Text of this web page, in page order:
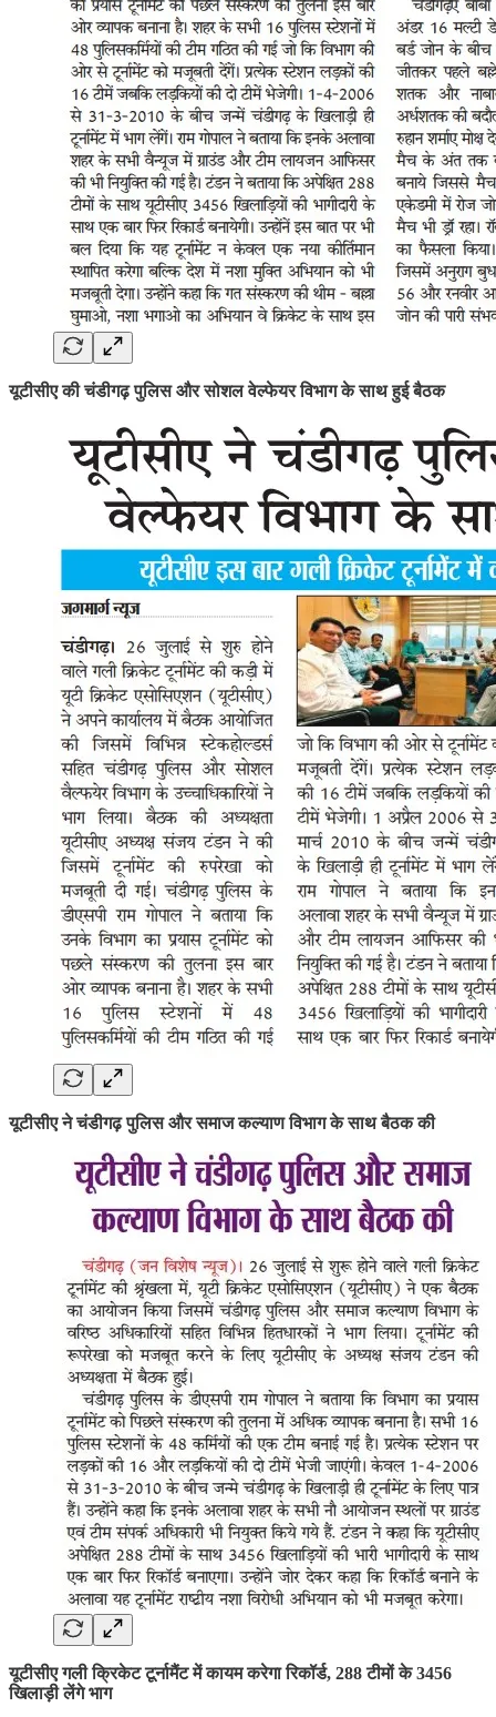
यूटीसीए की चंडीगढ़ पुलिस और सोशल वेल्फेयर विभाग के साथ हुई बैठक
यूटीसीए ने चंडीगढ़ पुलिस और समाज कल्याण विभाग के साथ बैठक की
यूटीसीए गली क्रिकेट टूर्नामैंट में कायम करेगा रिकॉर्ड, 288 टीमों के 3456
खिलाड़ी लेंगे भाग